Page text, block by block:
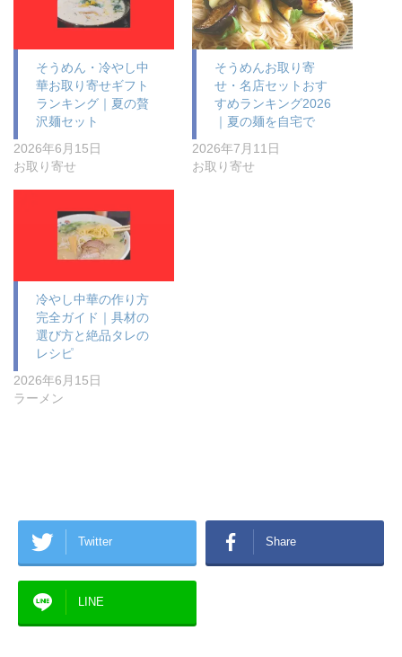
そうめん・冷やし中
華お取り寄せギフト
ランキング｜夏の贅
沢麺セット
2026年6月15日
お取り寄せ
そうめんお取り寄
せ・名店セットおす
すめランキング2026
｜夏の麺を自宅で
2026年7月11日
お取り寄せ
冷やし中華の作り方
完全ガイド｜具材の
選び方と絶品タレの
レシピ
2026年6月15日
ラーメン
Twitter Share
LINE